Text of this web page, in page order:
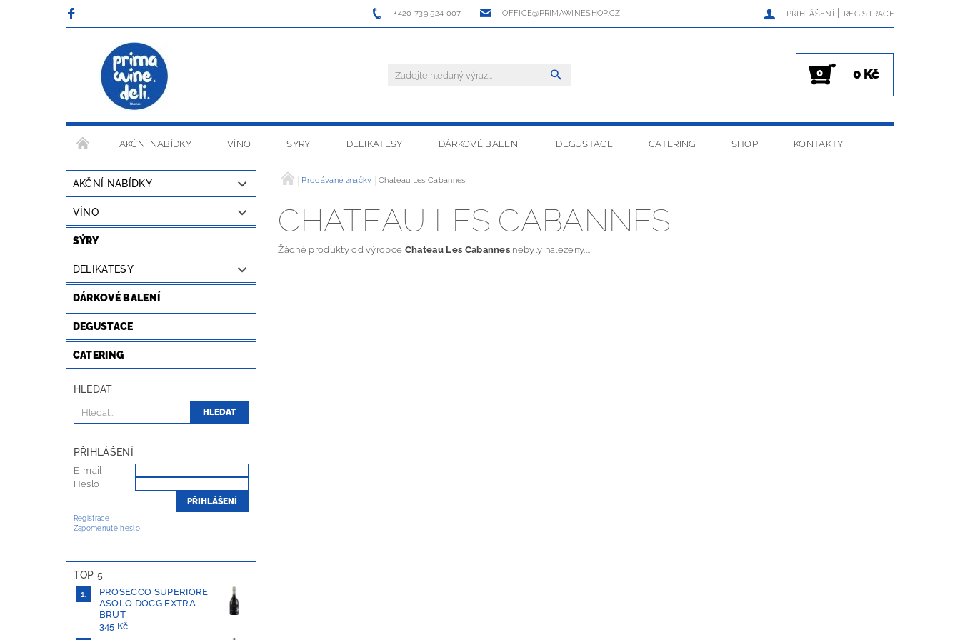
+420 739 524 007 OFFICE@PRIMAWINESHOP.CZ PŘIHLÁŠENÍ | REGISTRACE
0 0 Kč
AKČNÍ NABÍDKY VÍNO SÝRY DELIKATESY DÁRKOVÉ BALENÍ DEGUSTACE CATERING SHOP KONTAKTY
OBCHODNÍ PODMÍNKY
AKČNÍ NABÍDKY
VÍNO
SÝRY
DELIKATESY
DÁRKOVÉ BALENÍ
DEGUSTACE
CATERING
HLEDAT
PŘIHLÁŠENÍ
E-mail
Heslo
Registrace
Zapomenuté heslo
TOP 5
PROSECCO SUPERIORE
ASOLO DOCG EXTRA
BRUT
345 Kč
Prodávané značky Chateau Les Cabannes
CHATEAU LES CABANNES
Žádné produkty od výrobce Chateau Les Cabannes nebyly nalezeny....